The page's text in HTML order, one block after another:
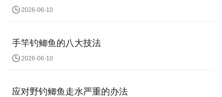
2026-06-10
手竿钓鲫鱼的八大技法
2026-06-10
应对野钓鲫鱼走水严重的办法